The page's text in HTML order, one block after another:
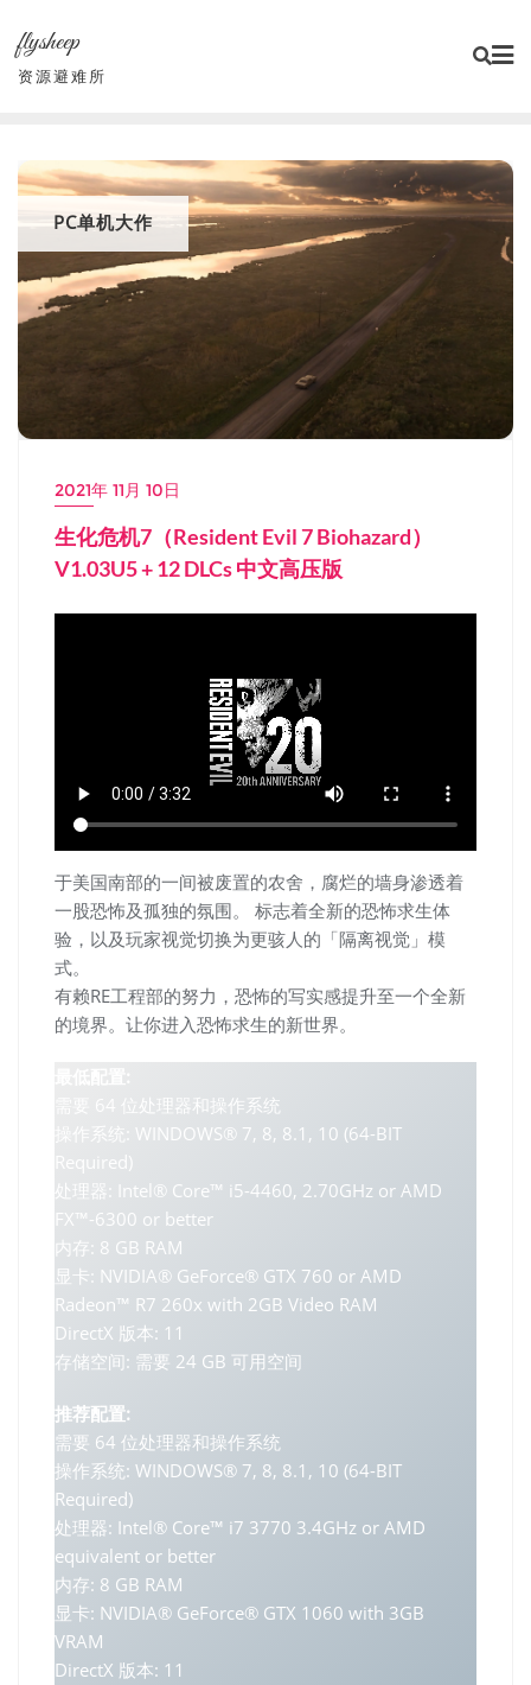
content
flysheep
资源避难所
PC单机大作
2021年 11月 10日
生化危机7（Resident Evil 7 Biohazard）
V1.03U5 + 12 DLCs 中文高压版
于美国南部的一间被废置的农舍，腐烂的墙身渗透着
一股恐怖及孤独的氛围。 标志着全新的恐怖求生体
验，以及玩家视觉切换为更骇人的「隔离视觉」模
式。
有赖RE工程部的努力，恐怖的写实感提升至一个全新
的境界。让你进入恐怖求生的新世界。
需要 64 位处理器和操作系统
操作系统: WINDOWS® 7, 8, 8.1, 10 (64-BIT
Required)
处理器: Intel® Core™ i5-4460, 2.70GHz or AMD
FX™-6300 or better
内存: 8 GB RAM
显卡: NVIDIA® GeForce® GTX 760 or AMD
Radeon™ R7 260x with 2GB Video RAM
DirectX 版本: 11
存储空间: 需要 24 GB 可用空间
推荐配置:
需要 64 位处理器和操作系统
操作系统: WINDOWS® 7, 8, 8.1, 10 (64-BIT
Required)
处理器: Intel® Core™ i7 3770 3.4GHz or AMD
equivalent or better
内存: 8 GB RAM
显卡: NVIDIA® GeForce® GTX 1060 with 3GB
VRAM
DirectX 版本: 11